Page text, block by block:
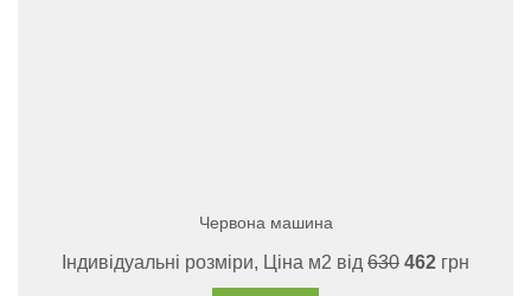
Червона машина
Індивідуальні розміри, Ціна м2 від 630 462 грн